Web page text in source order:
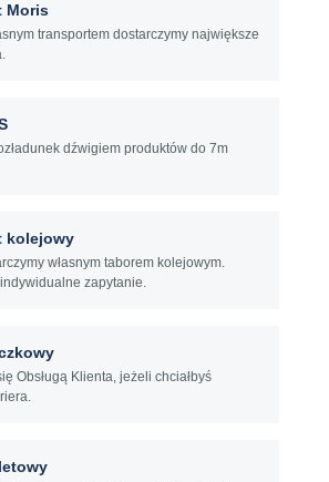
Moris
transportem dostarczymy największe
dźwigiem produktów do 7m
kolejowy
własnym taborem kolejowym.
zapytanie.
Obsługą Klienta, jeżeli chciałbyś